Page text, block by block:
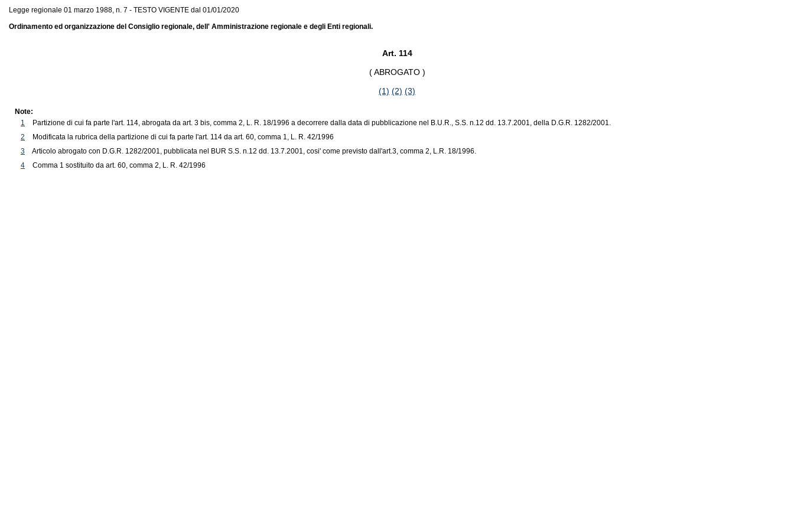
Legge regionale 01 marzo 1988, n. 7 - TESTO VIGENTE dal 01/01/2020
Ordinamento ed organizzazione del Consiglio regionale, dell' Amministrazione regionale e degli Enti regionali.
Art. 114
( ABROGATO )
(1) (2) (3)
Note:
1
Partizione di cui fa parte l'art. 114, abrogata da art. 3 bis, comma 2, L. R. 18/1996 a decorrere dalla data di pubblicazione nel B.U.R., S.S. n.12 dd. 13.7.2001, della D.G.R. 1282/2001.
2
Modificata la rubrica della partizione di cui fa parte l'art. 114 da art. 60, comma 1, L. R. 42/1996
3
Articolo abrogato con D.G.R. 1282/2001, pubblicata nel BUR S.S. n.12 dd. 13.7.2001, cosi' come previsto dall'art.3, comma 2, L.R. 18/1996.
4
Comma 1 sostituito da art. 60, comma 2, L. R. 42/1996